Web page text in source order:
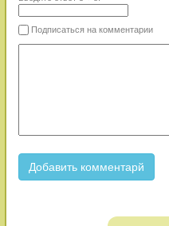
Подписаться на комментарии